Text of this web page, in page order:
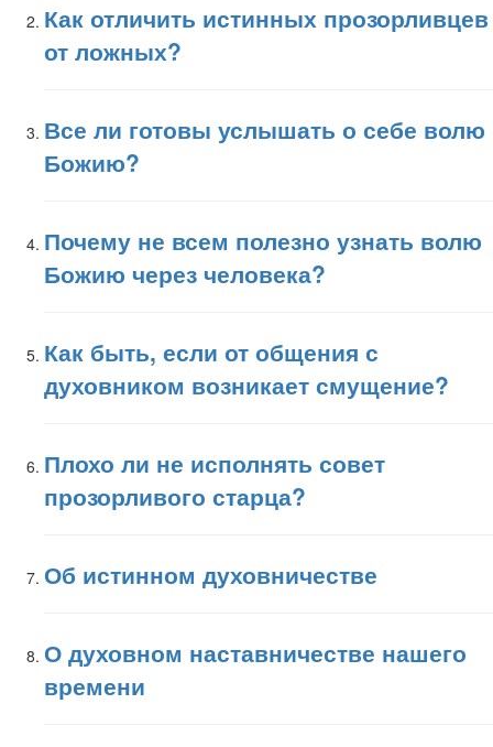
Как отличить истинных прозорливцев
от ложных?
Все ли готовы услышать о себе волю
Божию?
Почему не всем полезно узнать волю
Божию через человека?
Как быть, если от общения с
духовником возникает смущение?
Плохо ли не исполнять совет
прозорливого старца?
Об истинном духовничестве
О духовном наставничестве нашего
времени